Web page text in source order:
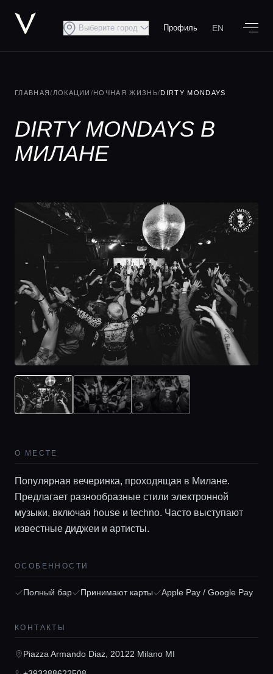
Главная
Локации
Гиды
Консьерж сервис
Выберите город Профиль EN
ГЛАВНАЯ/ ЛОКАЦИИ /НОЧНАЯ ЖИЗНЬ/DIRTY MONDAYS
DIRTY MONDAYS В
МИЛАНЕ
О МЕСТЕ
Популярная вечеринка, проходящая в Милане.
Предлагает разнообразные стили электронной
музыки, включая house и techno. Часто выступают
известные диджеи и артисты.
ОСОБЕННОСТИ
Полный бар Принимают карты Apple Pay / Google Pay
КОНТАКТЫ
Piazza Armando Diaz, 20122 Milano MI